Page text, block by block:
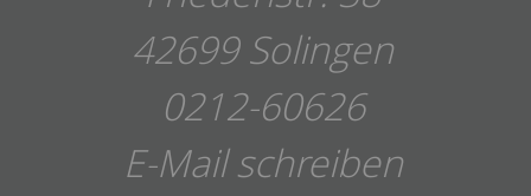
42699 Solingen
0212-60626
E-Mail schreiben